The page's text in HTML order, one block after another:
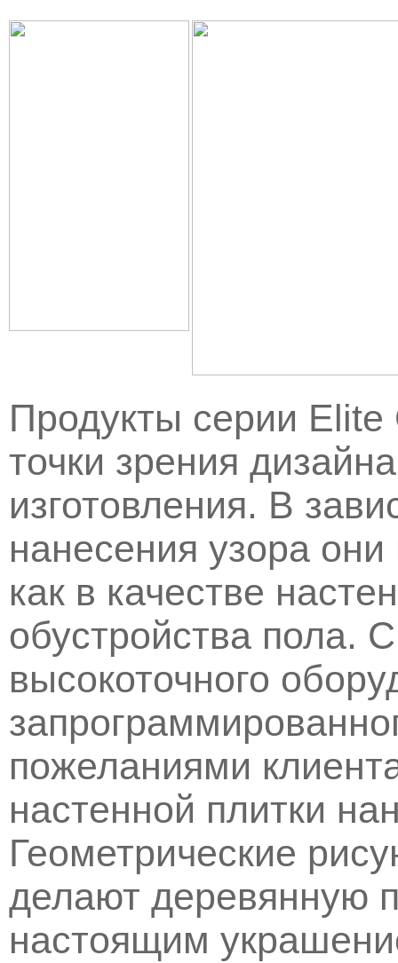
Продукты серии
точки зрения
изготовления. В
нанесения узора
как в качестве
обустройства пола.
высокоточного
пожеланиями
настенной плитки
Геометрические
делают деревянную
настоящим